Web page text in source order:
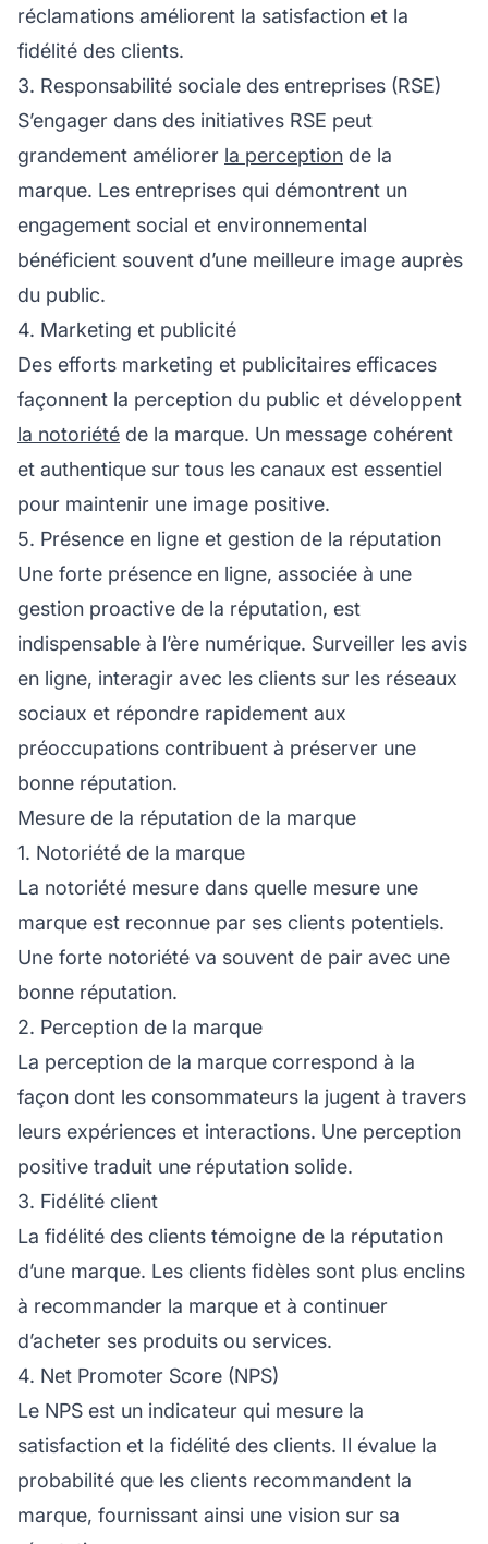
réclamations améliorent la satisfaction et la
fidélité des clients.
3. Responsabilité sociale des entreprises (RSE)
S’engager dans des initiatives RSE peut
grandement améliorer la perception de la
marque. Les entreprises qui démontrent un
engagement social et environnemental
bénéficient souvent d’une meilleure image auprès
du public.
4. Marketing et publicité
Des efforts marketing et publicitaires efficaces
façonnent la perception du public et développent
la notoriété de la marque. Un message cohérent
et authentique sur tous les canaux est essentiel
pour maintenir une image positive.
5. Présence en ligne et gestion de la réputation
Une forte présence en ligne, associée à une
gestion proactive de la réputation, est
indispensable à l’ère numérique. Surveiller les avis
en ligne, interagir avec les clients sur les réseaux
sociaux et répondre rapidement aux
préoccupations contribuent à préserver une
bonne réputation.
Mesure de la réputation de la marque
1. Notoriété de la marque
La notoriété mesure dans quelle mesure une
marque est reconnue par ses clients potentiels.
Une forte notoriété va souvent de pair avec une
bonne réputation.
2. Perception de la marque
La perception de la marque correspond à la
façon dont les consommateurs la jugent à travers
leurs expériences et interactions. Une perception
positive traduit une réputation solide.
3. Fidélité client
La fidélité des clients témoigne de la réputation
d’une marque. Les clients fidèles sont plus enclins
à recommander la marque et à continuer
d’acheter ses produits ou services.
4. Net Promoter Score (NPS)
Le NPS est un indicateur qui mesure la
satisfaction et la fidélité des clients. Il évalue la
probabilité que les clients recommandent la
marque, fournissant ainsi une vision sur sa